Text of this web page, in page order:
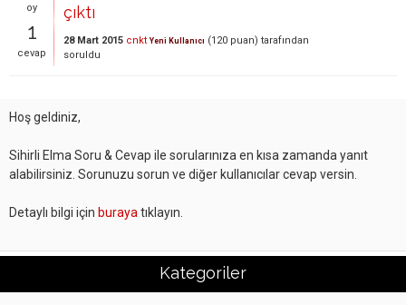
oy
1
cevap
çıktı
28 Mart 2015 cnkt Yeni Kullanıcı (120 puan) tarafından
soruldu
Hoş geldiniz,
Sihirli Elma Soru & Cevap ile sorularınıza en kısa zamanda yanıt
alabilirsiniz. Sorunuzu sorun ve diğer kullanıcılar cevap versin.
Detaylı bilgi için buraya tıklayın.
Kategoriler